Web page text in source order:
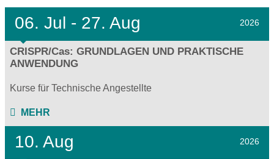
06. Jul - 27. Aug 2026
CRISPR/Cas: GRUNDLAGEN UND PRAKTISCHE
ANWENDUNG
Kurse für Technische Angestellte
MEHR
10. Aug 2026